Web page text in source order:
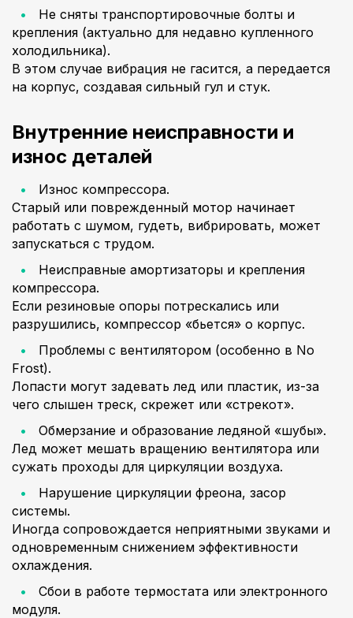
Не сняты транспортировочные болты и
крепления (актуально для недавно купленного
холодильника).
В этом случае вибрация не гасится, а передается
на корпус, создавая сильный гул и стук.
Внутренние неисправности и
износ деталей
Износ компрессора.
Старый или поврежденный мотор начинает
работать с шумом, гудеть, вибрировать, может
запускаться с трудом.
Неисправные амортизаторы и крепления
компрессора.
Если резиновые опоры потрескались или
разрушились, компрессор «бьется» о корпус.
Проблемы с вентилятором (особенно в No
Frost).
Лопасти могут задевать лед или пластик, из-за
чего слышен треск, скрежет или «стрекот».
Обмерзание и образование ледяной «шубы».
Лед может мешать вращению вентилятора или
сужать проходы для циркуляции воздуха.
Нарушение циркуляции фреона, засор
системы.
Иногда сопровождается неприятными звуками и
одновременным снижением эффективности
охлаждения.
Сбои в работе термостата или электронного
модуля.